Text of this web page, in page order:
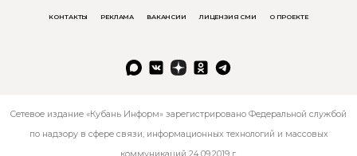
КОНТАКТЫ РЕКЛАМА ВАКАНСИИ ЛИЦЕНЗИЯ СМИ О ПРОЕКТЕ
Сетевое издание «Кубань Информ» зарегистрировано Федеральной службой
по надзору в сфере связи, информационных технологий и массовых
коммуникаций 24.09.2019 г.